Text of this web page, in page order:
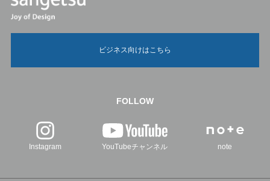
ビジネス向けはこちら
FOLLOW
Instagram YouTubeチャンネル note